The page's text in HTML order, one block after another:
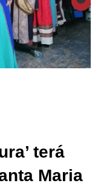
terá
Maria